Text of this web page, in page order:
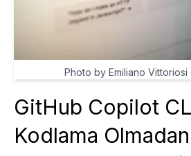
Photo by Emiliano Vittoriosi
GitHub Copilot
Kodlama